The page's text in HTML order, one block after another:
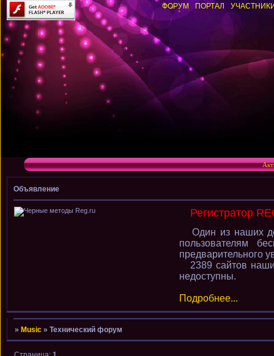
ФОРУМ ПОРТАЛ
Объявление
Регистратор
Один из наших
пользователям
предварительного
2389 сайтов
недоступны.
Подробнее...
»Music »Технический форум